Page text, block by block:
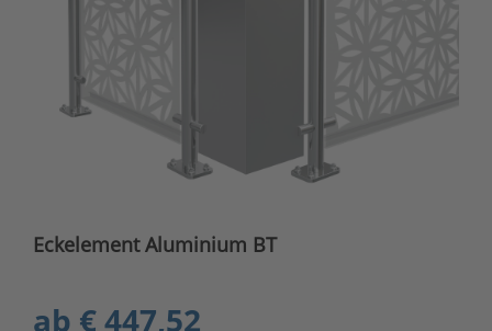
Eckelement Aluminium BT
ab € 447,52